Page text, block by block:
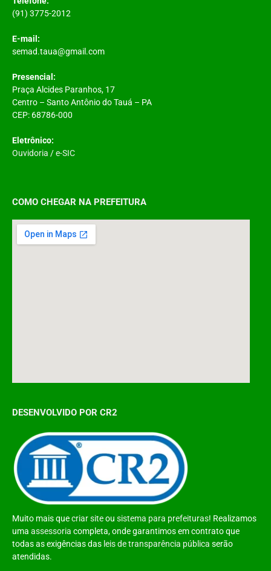
(91) 3775-2012
E-mail:
semad.taua@gmail.com
Presencial:
Praça Alcides Paranhos, 17
Centro – Santo Antônio do Tauá – PA
CEP: 68786-000
Eletrônico:
Ouvidoria /e-SIC
COMO CHEGAR NA PREFEITURA
DESENVOLVIDO POR CR2
Muito mais quecriar siteou sistema para prefeituras! Realizamos
uma assessoria completa, onde garantimos em contrato que
todas as exigências das leis de transparência pública serão
atendidas.